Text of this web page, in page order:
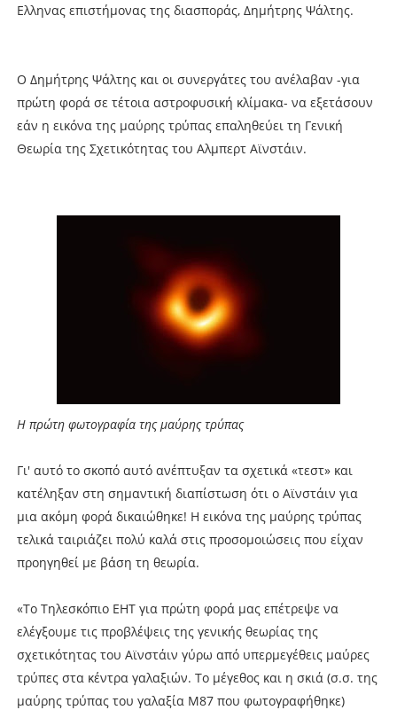
Ελληνας επιστήμονας της διασποράς, Δημήτρης Ψάλτης.
Ο Δημήτρης Ψάλτης και οι συνεργάτες του ανέλαβαν -για
πρώτη φορά σε τέτοια αστροφυσική κλίμακα- να εξετάσουν
εάν η εικόνα της μαύρης τρύπας επαληθεύει τη Γενική
Θεωρία της Σχετικότητας του Αλμπερτ Αϊνστάιν.
Η πρώτη φωτογραφία της μαύρης τρύπας
Γι' αυτό το σκοπό αυτό ανέπτυξαν τα σχετικά «τεστ» και
κατέληξαν στη σημαντική διαπίστωση ότι ο Αϊνστάιν για
μια ακόμη φορά δικαιώθηκε! Η εικόνα της μαύρης τρύπας
τελικά ταιριάζει πολύ καλά στις προσομοιώσεις που είχαν
προηγηθεί με βάση τη θεωρία.
«Το Τηλεσκόπιο ΕΗΤ για πρώτη φορά μας επέτρεψε να
ελέγξουμε τις προβλέψεις της γενικής θεωρίας της
σχετικότητας του Αϊνστάιν γύρω από υπερμεγέθεις μαύρες
τρύπες στα κέντρα γαλαξιών. Το μέγεθος και η σκιά (σ.σ. της
μαύρης τρύπας του γαλαξία Μ87 που φωτογραφήθηκε)